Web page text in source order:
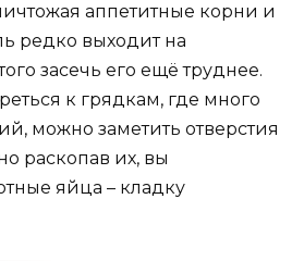
аппетитные корни и
редко выходит на
засечь его ещё труднее.
к грядкам, где много
можно заметить отверстия
раскопав их, вы
яйца – кладку